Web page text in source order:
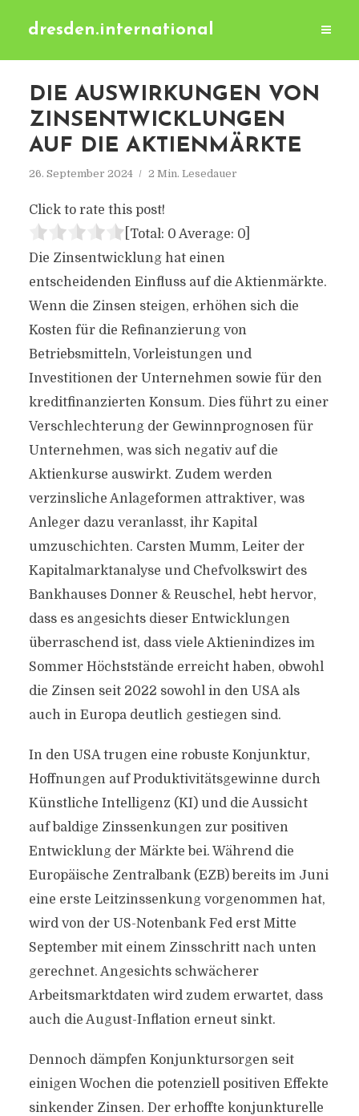
dresden.international
DIE AUSWIRKUNGEN VON
ZINSENTWICKLUNGEN
AUF DIE AKTIENMÄRKTE
26. September 2024 2 Min. Lesedauer
Click to rate this post!
[Total: 0 Average: 0]
Die Zinsentwicklung hat einen
entscheidenden Einfluss auf die Aktienmärkte.
Wenn die Zinsen steigen, erhöhen sich die
Kosten für die Refinanzierung von
Betriebsmitteln, Vorleistungen und
Investitionen der Unternehmen sowie für den
kreditfinanzierten Konsum. Dies führt zu einer
Verschlechterung der Gewinnprognosen für
Unternehmen, was sich negativ auf die
Aktienkurse auswirkt. Zudem werden
verzinsliche Anlageformen attraktiver, was
Anleger dazu veranlasst, ihr Kapital
umzuschichten. Carsten Mumm, Leiter der
Kapitalmarktanalyse und Chefvolkswirt des
Bankhauses Donner & Reuschel, hebt hervor,
dass es angesichts dieser Entwicklungen
überraschend ist, dass viele Aktienindizes im
Sommer Höchststände erreicht haben, obwohl
die Zinsen seit 2022 sowohl in den USA als
auch in Europa deutlich gestiegen sind.
In den USA trugen eine robuste Konjunktur,
Hoffnungen auf Produktivitätsgewinne durch
Künstliche Intelligenz (KI) und die Aussicht
auf baldige Zinssenkungen zur positiven
Entwicklung der Märkte bei. Während die
Europäische Zentralbank (EZB) bereits im Juni
eine erste Leitzinssenkung vorgenommen hat,
wird von der US-Notenbank Fed erst Mitte
September mit einem Zinsschritt nach unten
gerechnet. Angesichts schwächerer
Arbeitsmarktdaten wird zudem erwartet, dass
auch die August-Inflation erneut sinkt.
Dennoch dämpfen Konjunktursorgen seit
einigen Wochen die potenziell positiven Effekte
sinkender Zinsen. Der erhoffte konjunkturelle